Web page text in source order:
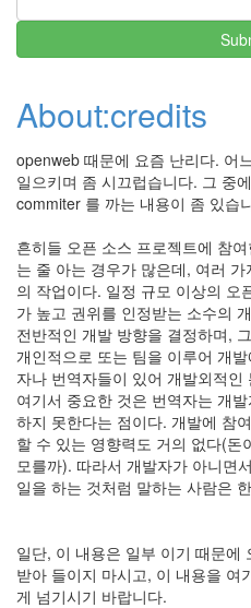
About:credits
openweb 때문에 요즘 난리다. 어
일으키며 좀 시끄럽습니다. 그 중
commiter 를 까는 내용이 좀 있습
흔히들 오픈 소스 프로젝트에 참
는 줄 아는 경우가 많은데, 여러
의 작업이다. 일정 규모 이상의 오
가 높고 권위를 인정받는 소수의
전반적인 개발 방향을 결정하며,
개인적으로 또는 팀을 이루어 개
자나 번역자들이 있어 개발외적
여기서 중요한 것은 번역자는 개
하지 못한다는 점이다. 개발에 참
할 수 있는 영향력도 거의 없다(돈
모를까). 따라서 개발자가 아니면
일을 하는 것처럼 말하는 사람은
일단, 이 내용은 일부 이기 때문에
받아 들이지 마시고, 이 내용을 여
게 넘기시기 바랍니다.